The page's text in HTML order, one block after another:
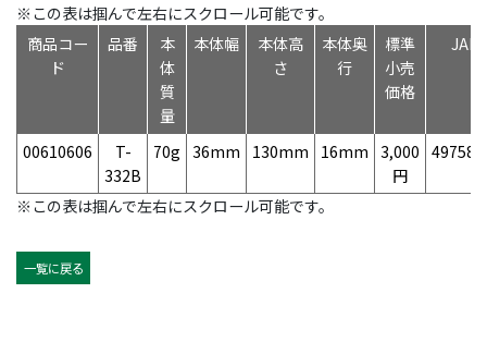
※この表は掴んで左右にスクロール可能です。
商品コー
ド
品番
本
体
質
量
本体幅
本体高
さ
本体奥
行
標準
小売
価格
JAN
00610606
T-
332B
70g 36mm 130mm 16mm 3,000
円
※この表は掴んで左右にスクロール可能です。
一覧に戻る